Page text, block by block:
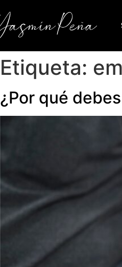
Etiqueta:
¿Por qué